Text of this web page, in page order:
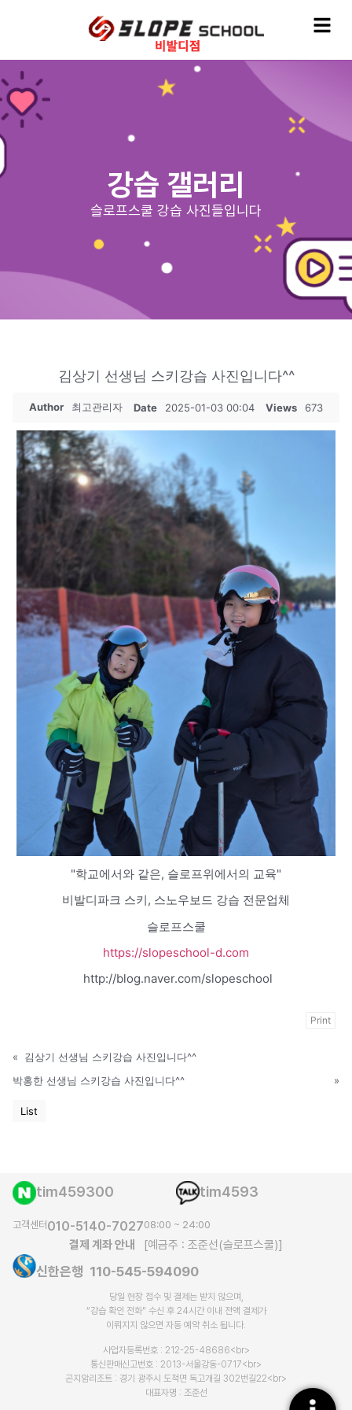
강습 갤러리
슬로프스쿨 강습 사진들입니다
김상기 선생님 스키강습 사진입니다^^
Author 최고관리자 Date 2025-01-03 00:04 Views 673
"학교에서와 같은, 슬로프위에서의 교육"
비발디파크 스키, 스노우보드 강습 전문업체
슬로프스쿨
https://slopeschool-d.com
http://blog.naver.com/slopeschool
Print
«
김상기 선생님 스키강습 사진입니다^^
박홍한 선생님 스키강습 사진입니다^^
»
List
tim459300 tim4593
고객센터 010-5140-702708:00 ~ 24:00
결제 계좌 안내 [예금주 : 조준선(슬로프스쿨)]
신한은행 110-545-594090
당일 현장 접수 및 결제는 받지 않으며,
“강습 확인 전화” 수신 후 24시간 이내 전액 결제가
이뤄지지 않으면 자동 예약 취소 됩니다.​
사업자등록번호 : 212-25-48686<br>
통신판매신고번호 : 2013-서울강동-0717<br>
곤지암리조트 : 경기 광주시 도척면 독고개길 302번길22<br>
대표자명 : 조준선